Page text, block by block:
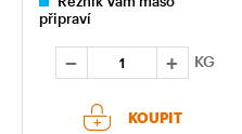
připraví
KG
KOUPIT